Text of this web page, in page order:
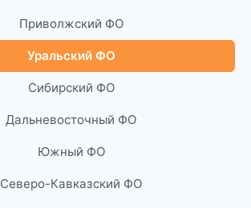
Приволжский ФО
Уральский ФО
Сибирский ФО
Дальневосточный ФО
Южный ФО
Северо-Кавказский ФО